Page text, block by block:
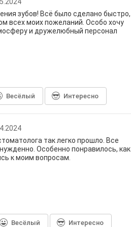
зубов! Всё было сделано быстро,
всех моих пожеланий. Особо хочу
и дружелюбный персонал
Весёлый Интересно
так легко прошло. Все
Особенно понравилось, как
к моим вопросам.
Весёлый Интересно